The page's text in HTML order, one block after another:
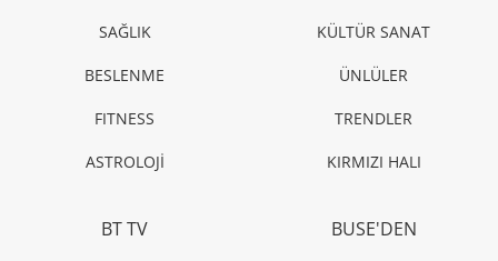
SAĞLIK
BESLENME
FITNESS
ASTROLOJİ
KÜLTÜR SANAT
ÜNLÜLER
TRENDLER
KIRMIZI HALI
BT TV BUSE'DEN